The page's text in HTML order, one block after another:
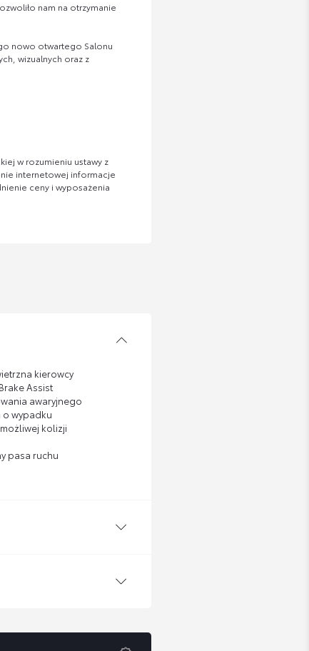
nam na otrzymanie
nowo otwartego Salonu
wizualnych oraz z
w rozumieniu ustawy z
internetowej informacje
ceny i wyposażenia
kierowcy
Assist
awaryjnego
o wypadku
kolizji
pasa ruchu